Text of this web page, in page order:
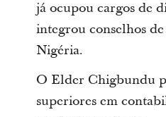
já ocupou cargos de
integrou conselhos
Nigéria.
O Elder Chigbundu
superiores em